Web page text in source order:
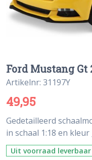
Ford Mustang Gt
Artikelnr: 31197Y
49,95
Gedetailleerd
in schaal 1:18 en kleur
Uit voorraad leverbaar